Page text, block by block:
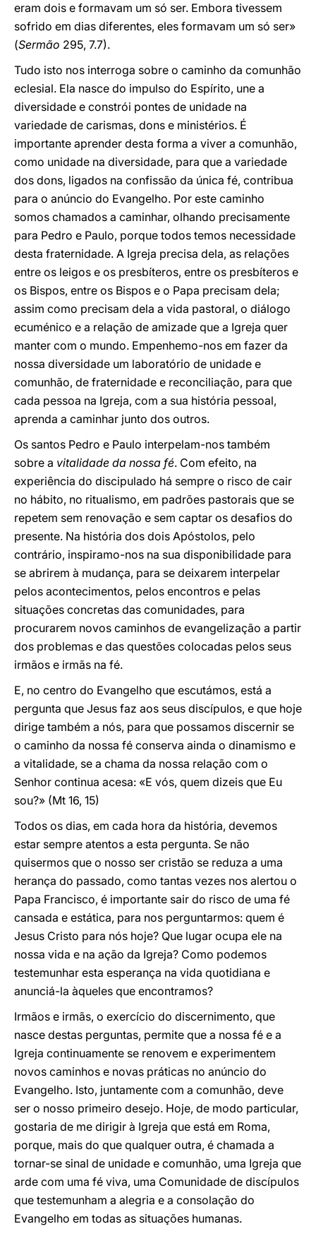
eram dois e formavam um só ser. Embora tivessem
sofrido em dias diferentes, eles formavam um só ser»
(Sermão 295, 7.7).
Tudo isto nos interroga sobre o caminho da comunhão
eclesial. Ela nasce do impulso do Espírito, une a
diversidade e constrói pontes de unidade na
variedade de carismas, dons e ministérios. É
importante aprender desta forma a viver a comunhão,
como unidade na diversidade, para que a variedade
dos dons, ligados na confissão da única fé, contribua
para o anúncio do Evangelho. Por este caminho
somos chamados a caminhar, olhando precisamente
para Pedro e Paulo, porque todos temos necessidade
desta fraternidade. A Igreja precisa dela, as relações
entre os leigos e os presbíteros, entre os presbíteros e
os Bispos, entre os Bispos e o Papa precisam dela;
assim como precisam dela a vida pastoral, o diálogo
ecuménico e a relação de amizade que a Igreja quer
manter com o mundo. Empenhemo-nos em fazer da
nossa diversidade um laboratório de unidade e
comunhão, de fraternidade e reconciliação, para que
cada pessoa na Igreja, com a sua história pessoal,
aprenda a caminhar junto dos outros.
Os santos Pedro e Paulo interpelam-nos também
sobre a vitalidade da nossa fé. Com efeito, na
experiência do discipulado há sempre o risco de cair
no hábito, no ritualismo, em padrões pastorais que se
repetem sem renovação e sem captar os desafios do
presente. Na história dos dois Apóstolos, pelo
contrário, inspiramo-nos na sua disponibilidade para
se abrirem à mudança, para se deixarem interpelar
pelos acontecimentos, pelos encontros e pelas
situações concretas das comunidades, para
procurarem novos caminhos de evangelização a partir
dos problemas e das questões colocadas pelos seus
irmãos e irmãs na fé.
E, no centro do Evangelho que escutámos, está a
pergunta que Jesus faz aos seus discípulos, e que hoje
dirige também a nós, para que possamos discernir se
o caminho da nossa fé conserva ainda o dinamismo e
a vitalidade, se a chama da nossa relação com o
Senhor continua acesa: «E vós, quem dizeis que Eu
sou?» (Mt 16, 15)
Todos os dias, em cada hora da história, devemos
estar sempre atentos a esta pergunta. Se não
quisermos que o nosso ser cristão se reduza a uma
herança do passado, como tantas vezes nos alertou o
Papa Francisco, é importante sair do risco de uma fé
cansada e estática, para nos perguntarmos: quem é
Jesus Cristo para nós hoje? Que lugar ocupa ele na
nossa vida e na ação da Igreja? Como podemos
testemunhar esta esperança na vida quotidiana e
anunciá-la àqueles que encontramos?
Irmãos e irmãs, o exercício do discernimento, que
nasce destas perguntas, permite que a nossa fé e a
Igreja continuamente se renovem e experimentem
novos caminhos e novas práticas no anúncio do
Evangelho. Isto, juntamente com a comunhão, deve
ser o nosso primeiro desejo. Hoje, de modo particular,
gostaria de me dirigir à Igreja que está em Roma,
porque, mais do que qualquer outra, é chamada a
tornar-se sinal de unidade e comunhão, uma Igreja que
arde com uma fé viva, uma Comunidade de discípulos
que testemunham a alegria e a consolação do
Evangelho em todas as situações humanas.